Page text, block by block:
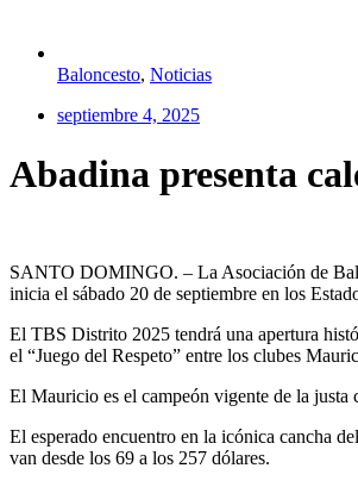
Baloncesto, Noticias
septiembre 4, 2025
Abadina presenta
SANTO DOMINGO. – La Asociación de
inicia el sábado 20 de septiembre en los
El TBS Distrito 2025 tendrá una apertura
el “Juego del Respeto” entre los clubes
El Mauricio es el campeón vigente de la
El esperado encuentro en la icónica cancha
van desde los 69 a los 257 dólares.